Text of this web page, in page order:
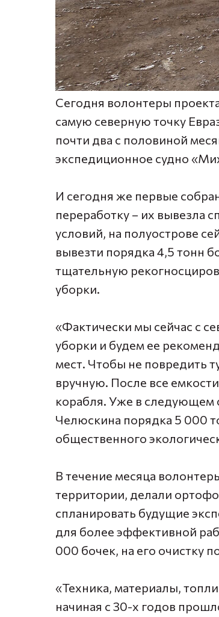
Сегодня волонтеры
самую северную точку
почти два с половиной
экспедиционное судно
И сегодня же первые
переработку – их вывезла
условий, на полуострове
вывезти порядка 4,5 тонн
тщательную
уборки.
«Фактически мы сейчас с
уборки и будем ее
мест. Чтобы не повредить
вручную. После все
корабля. Уже в следующем
Челюскина порядка 5 000
общественного
В течение месяца
территории, делали
спланировать будущие
для более эффективной
000 бочек, на его очистку
«Техника, материалы,
начиная с 30-х годов